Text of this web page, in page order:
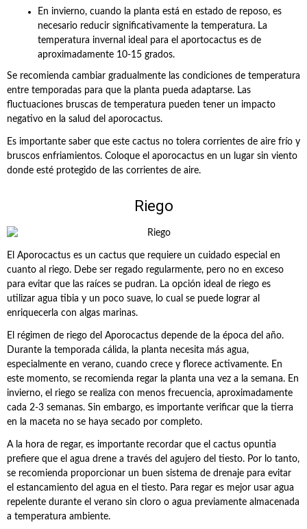
En invierno, cuando la planta está en estado de reposo, es
necesario reducir significativamente la temperatura. La
temperatura invernal ideal para el aportocactus es de
aproximadamente 10-15 grados.
Se recomienda cambiar gradualmente las condiciones de temperatura
entre temporadas para que la planta pueda adaptarse. Las
fluctuaciones bruscas de temperatura pueden tener un impacto
negativo en la salud del aporocactus.
Es importante saber que este cactus no tolera corrientes de aire frío y
bruscos enfriamientos. Coloque el aporocactus en un lugar sin viento
donde esté protegido de las corrientes de aire.
Riego
El Aporocactus es un cactus que requiere un cuidado especial en
cuanto al riego. Debe ser regado regularmente, pero no en exceso
para evitar que las raíces se pudran. La opción ideal de riego es
utilizar agua tibia y un poco suave, lo cual se puede lograr al
enriquecerla con algas marinas.
El régimen de riego del Aporocactus depende de la época del año.
Durante la temporada cálida, la planta necesita más agua,
especialmente en verano, cuando crece y florece activamente. En
este momento, se recomienda regar la planta una vez a la semana. En
invierno, el riego se realiza con menos frecuencia, aproximadamente
cada 2-3 semanas. Sin embargo, es importante verificar que la tierra
en la maceta no se haya secado por completo.
A la hora de regar, es importante recordar que el cactus opuntia
prefiere que el agua drene a través del agujero del tiesto. Por lo tanto,
se recomienda proporcionar un buen sistema de drenaje para evitar
el estancamiento del agua en el tiesto. Para regar es mejor usar agua
repelente durante el verano sin cloro o agua previamente almacenada
a temperatura ambiente.